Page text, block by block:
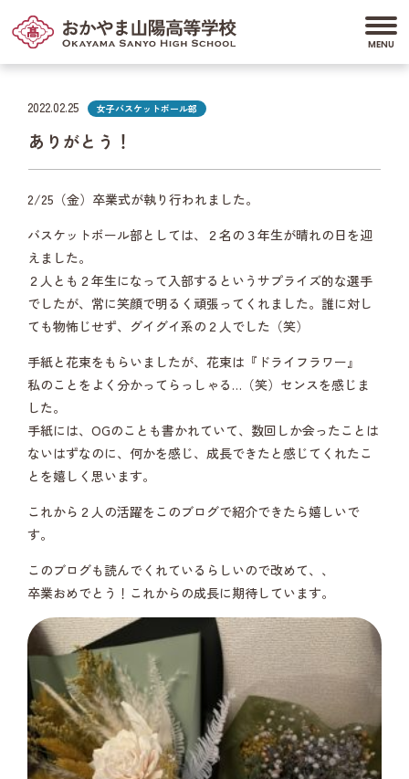
2022.02.25 女子バスケットボール部
ありがとう！
2/25（金）卒業式が執り行われました。
バスケットボール部としては、２名の３年生が晴れの日を迎
えました。
２人とも２年生になって入部するというサプライズ的な選手
でしたが、常に笑顔で明るく頑張ってくれました。誰に対し
ても物怖じせず、グイグイ系の２人でした（笑）
手紙と花束をもらいましたが、花束は『ドライフラワー』
私のことをよく分かってらっしゃる…（笑）センスを感じま
した。
手紙には、OGのことも書かれていて、数回しか会ったことは
ないはずなのに、何かを感じ、成長できたと感じてくれたこ
とを嬉しく思います。
これから２人の活躍をこのブログで紹介できたら嬉しいで
す。
このブログも読んでくれているらしいので改めて、、
卒業おめでとう！これからの成長に期待しています。